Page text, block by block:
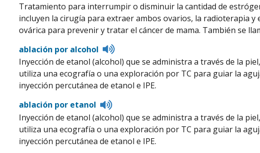
pronunciation
Tratamiento para interrumpir o disminuir la cantidad de
incluyen la cirugía para extraer ambos ovarios, la radioterapia y
ovárica para prevenir y tratar el cáncer de mama. También se
ablación por alcohol
Listen
to
pronunciation
Inyección de etanol (alcohol) que se administra a través de la
utiliza una ecografía o una exploración por TC para guiar la
inyección percutánea de etanol e IPE.
ablación por etanol
Listen
pronunciation
Inyección de etanol (alcohol) que se administra a través de la
utiliza una ecografía o una exploración por TC para guiar la
inyección percutánea de etanol e IPE.